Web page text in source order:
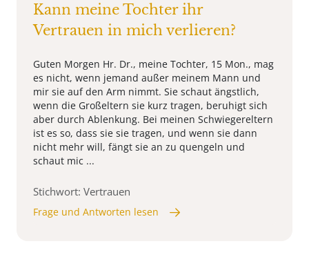
Kann meine Tochter ihr
Vertrauen in mich verlieren?
Guten Morgen Hr. Dr., meine Tochter, 15 Mon., mag
es nicht, wenn jemand außer meinem Mann und
mir sie auf den Arm nimmt. Sie schaut ängstlich,
wenn die Großeltern sie kurz tragen, beruhigt sich
aber durch Ablenkung. Bei meinen Schwiegereltern
ist es so, dass sie sie tragen, und wenn sie dann
nicht mehr will, fängt sie an zu quengeln und
schaut mic ...
Stichwort: Vertrauen
Frage und Antworten lesen